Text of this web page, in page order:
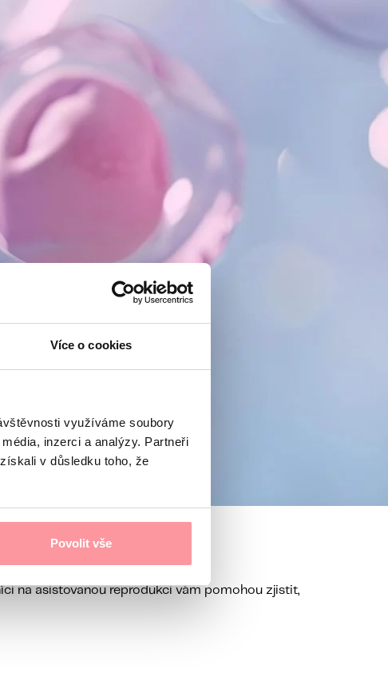
Více o cookies
využíváme soubory
inzerci a analýzy. Partneři
v důsledku toho, že
Povolit vše
na asistovanou reprodukci vám pomohou zjistit,